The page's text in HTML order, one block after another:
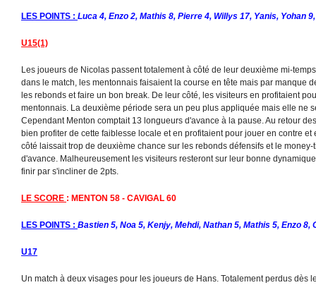
LES POINTS : Luca 4, Enzo 2, Mathis 8, Pierre 4, Willys 17, Yanis, Yohan
U15(1)
Les joueurs de Nicolas passent totalement à côté de leur deuxième mi-
dans le match, les mentonnais faisaient la course en tête mais par manque
les rebonds et faire un bon break. De leur côté, les visiteurs en profitaient
mentonnais. La deuxième période sera un peu plus appliquée mais elle ne
Cependant Menton comptait 13 longueurs d'avance à la pause. Au retour
bien profiter de cette faiblesse locale et en profitaient pour jouer en contre et
côté laissait trop de deuxième chance sur les rebonds défensifs et le
d'avance. Malheureusement les visiteurs resteront sur leur bonne
finir par s'incliner de 2pts.
LE SCORE : MENTON 58 - CAVIGAL 60
LES POINTS : Bastien 5, Noa 5, Kenjy, Mehdi, Nathan 5, Mathis 5, Enzo 8,
U17
Un match à deux visages pour les joueurs de Hans. Totalement perdus dès